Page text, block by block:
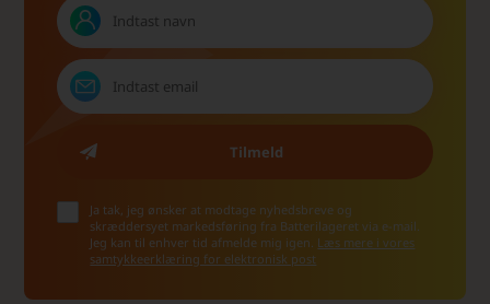
Ja tak, jeg ønsker at modtage nyhedsbreve og
skræddersyet markedsføring fra Batterilageret via e-mail.
Jeg kan til enhver tid afmelde mig igen. Læs mere i vores
samtykkeerklæring for elektronisk post